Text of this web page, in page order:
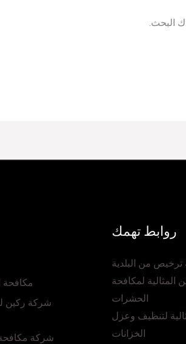
البحث.
روابط تهمك
ترخيص من البلدية
المثالية لمكافحة
الحشرات
لتنظيف وعزل
الخزانات
مكافحة
شركة ركين
شركة